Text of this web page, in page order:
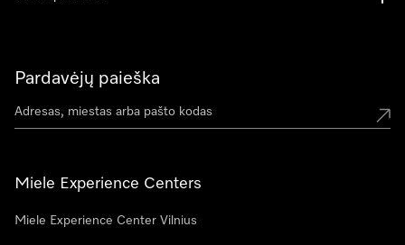
Pardavėjų paieška
Miele Experience Centers
Miele Experience Center Vilnius